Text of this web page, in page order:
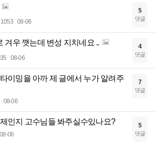
08-06
5
댓글
겨우 깻는데 변성 지치네요 ..
08-06
4
댓글
이밍을 아까 제 글에서 누가 알려주
08-06
7
댓글
인지 고수님들 봐주실수있나요?
08-06
5
댓글